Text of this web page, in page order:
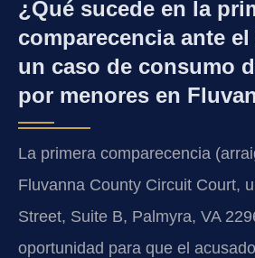
¿Qué sucede en la
comparecencia ante
un caso de consumo
por menores en
La primera comparecencia
Fluvanna County Circuit Court,
Street, Suite B, Palmyra, VA
oportunidad para que el